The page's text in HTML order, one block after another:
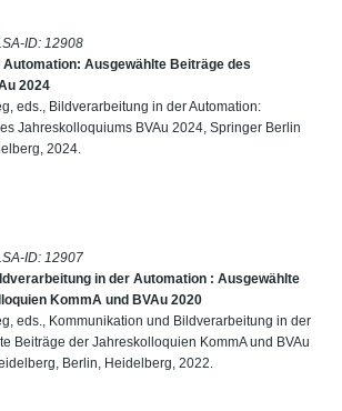
ID: 12908
Ausgewählte Beiträge des
2024
eds., Bildverarbeitung in der Automation:
Jahreskolloquiums BVAu 2024, Springer Berlin
2024.
ID: 12907
in der Automation : Ausgewählte
KommA und BVAu 2020
eds., Kommunikation und Bildverarbeitung in der
Beiträge der Jahreskolloquien KommA und BVAu
Berlin, Heidelberg, 2022.